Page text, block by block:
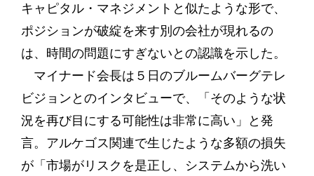
キャピタル・マネジメントと似たような形で、
ポジションが破綻を来す別の会社が現れるの
は、時間の問題にすぎないとの認識を示した。
マイナード会長は５日のブルームバーグテレ
ビジョンとのインタビューで、「そのような状
況を再び目にする可能性は非常に高い」と発
言。アルケゴス関連で生じたような多額の損失
が「市場がリスクを是正し、システムから洗い